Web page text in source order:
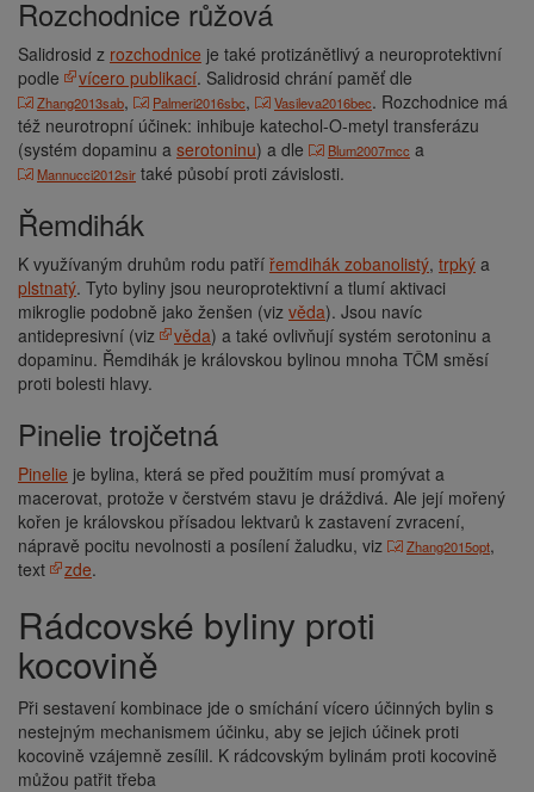
Rozchodnice růžová
Salidrosid z rozchodnice je také protizánětlivý a neuroprotektivní
podle
vícero publikací. Salidrosid chrání paměť dle
Zhang2013sab, Palmeri2016sbc, Vasileva2016bec. Rozchodnice má
též neurotropní účinek: inhibuje katechol-O-metyl transferázu
(systém dopaminu a serotoninu) a dle Blum2007mcc a
Mannucci2012sir také působí proti závislosti.
Řemdihák
K využívaným druhům rodu patří řemdihák zobanolistý, trpký a
plstnatý. Tyto byliny jsou neuroprotektivní a tlumí aktivaci
mikroglie podobně jako ženšen (viz věda). Jsou navíc
antidepresivní (viz
věda) a také ovlivňují systém serotoninu a
dopaminu. Řemdihák je královskou bylinou mnoha TČM směsí
proti bolesti hlavy.
Pinelie trojčetná
Pinelie je bylina, která se před použitím musí promývat a
macerovat, protože v čerstvém stavu je dráždivá. Ale její mořený
kořen je královskou přísadou lektvarů k zastavení zvracení,
nápravě pocitu nevolnosti a posílení žaludku, viz
Zhang2015opt,
text
zde.
Rádcovské byliny proti
kocovině
Při sestavení kombinace jde o smíchání vícero účinných bylin s
nestejným mechanismem účinku, aby se jejich účinek proti
kocovině vzájemně zesílil. K rádcovským bylinám proti kocovině
můžou patřit třeba